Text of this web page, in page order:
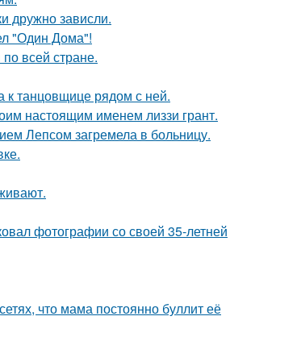
дружно зависли.
"Один Дома"!
всей стране.
к танцовщице рядом с ней.
настоящим именем лиззи грант.
Лепсом загремела в больницу.
фотографии со своей 35-летней
что мама постоянно буллит её